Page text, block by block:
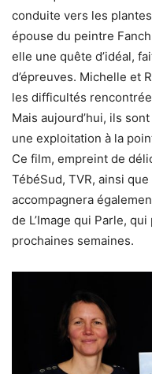
conduite vers les
épouse du peintre
elle une quête d’idéal,
d’épreuves. Michelle et
les difficultés
Mais aujourd’hui, ils
une exploitation à la
Ce film, empreint de
TébéSud, TVR, ainsi
accompagnera
de L’Image qui Parle,
prochaines semaines.